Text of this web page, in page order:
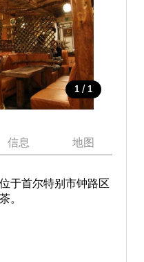
1 / 1
信息 地图
于首尔特别市钟路区
。